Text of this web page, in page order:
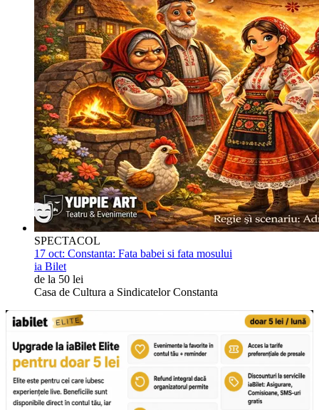
SPECTACOL
17 oct: Constanta: Fata babei si fata mosului
ia Bilet
de la 50 lei
Casa de Cultura a Sindicatelor Constanta